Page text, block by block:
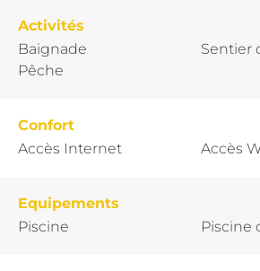
Activités
Baignade
Pêche
Sentier
Confort
Accès Internet
Accès
Equipements
Piscine
Piscine